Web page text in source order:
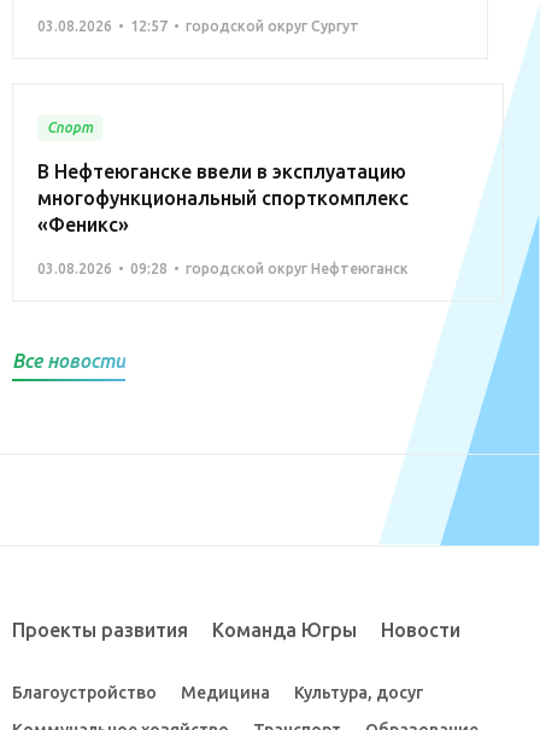
03.08.2026 12:57 городской округ Сургут
Спорт
В Нефтеюганске ввели в эксплуатацию
многофункциональный спорткомплекс
«Феникс»
03.08.2026 09:28 городской округ Нефтеюганск
Все новости
Проекты развития Команда Югры Новости
Благоустройство Медицина
Культура, досуг